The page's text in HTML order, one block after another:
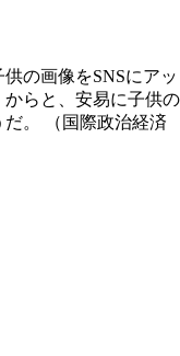
の画像をSNSにアッ
らと、安易に子供の
。 （国際政治経済